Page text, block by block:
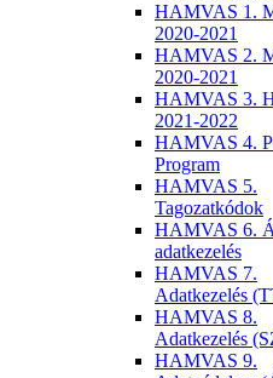
HAMVAS 1.
2020-2021
HAMVAS 2.
2020-2021
HAMVAS 3.
2021-2022
HAMVAS 4.
Program
HAMVAS 5.
Tagozatkódok
HAMVAS 6.
adatkezelés
HAMVAS 7.
Adatkezelés
HAMVAS 8.
Adatkezelés
HAMVAS 9.